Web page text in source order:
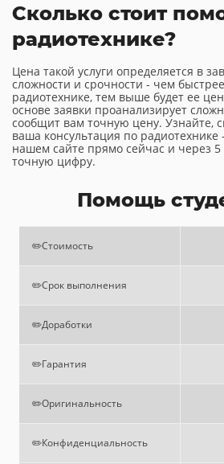
Сколько стоит
радиотехнике?
Цена такой услуги определяется в
сложности и срочности - чем
радиотехнике, тем выше будет ее
основе заявки проанализирует
сообщит вам точную цену. Узнайте,
ваша консультация по радиотехнике
нашем сайте прямо сейчас и через 5
точную цифру.
Помощь
✏️Стоимость
✏️Срок выполнения
✏️Доработки
✏️Гарантия
✏️Оригинальность
✏️Конфиденциальность